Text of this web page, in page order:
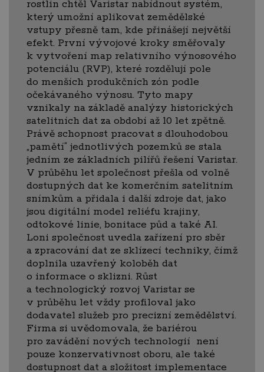
rostlin chtěl Varistar nabídnout systém,
který umožní aplikovat zemědělské
vstupy přesně tam, kde přinášejí největší
efekt. První vývojové kroky směřovaly
k vytvoření map relativního výnosového
potenciálu (RVP), které rozdělují pole
do menších produkčních zón podle
očekávaného výnosu. Tyto mapy
vznikaly na základě analýzy historických
satelitních dat za období až 10 let zpětně.
Právě schopnost pracovat s dlouhodobou
„pamětí“ jednotlivých pozemků se stala
jedním ze základních pilířů řešení Varistar.
V průběhu let společnost přešla od volně
dostupných dat ke komerčním satelitním
snímkům a přidala i další zdroje dat, jako
jsou digitální model reliéfu krajiny,
odtokové linie, bonitace půd a také AI.
Loni společnost uvedla zařízení pro sběr
a zpracování dat ze sklízecí techniky, čímž
doplnila uzavřený koloběh dat
o informace o sklizni. Růst
a technologický rozvoj Varistar se
v průběhu let vždy profiloval jako
dodavatel služeb pro precizní zemědělství.
Firma si uvědomovala, že bariérou
pro zavádění nových technologií není
pouze konzervativnost oboru, ale také
dostupnost dat a složitost implementace